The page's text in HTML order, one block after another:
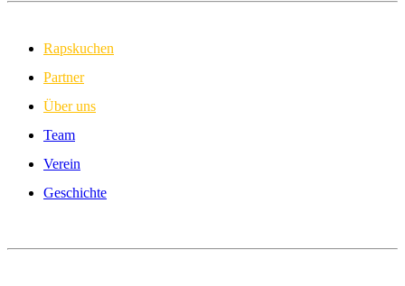
Rapskuchen
Partner
Über uns
Team
Verein
Geschichte